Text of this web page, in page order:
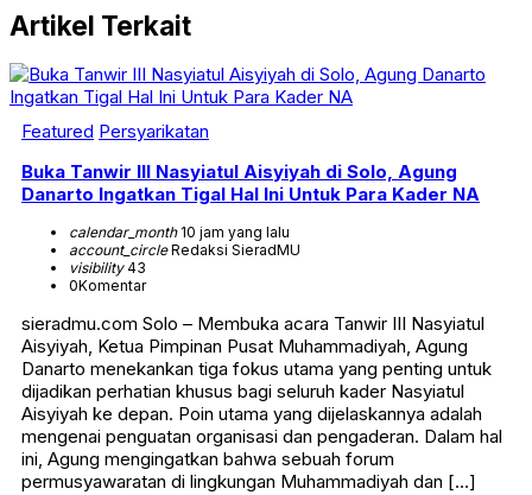
Artikel Terkait
Featured Persyarikatan
Buka Tanwir III Nasyiatul Aisyiyah di Solo, Agung
Danarto Ingatkan Tigal Hal Ini Untuk Para Kader NA
calendar_month10 jam yang lalu
account_circleRedaksi SieradMU
visibility43
0Komentar
sieradmu.com Solo – Membuka acara Tanwir III Nasyiatul
Aisyiyah, Ketua Pimpinan Pusat Muhammadiyah, Agung
Danarto menekankan tiga fokus utama yang penting untuk
dijadikan perhatian khusus bagi seluruh kader Nasyiatul
Aisyiyah ke depan. Poin utama yang dijelaskannya adalah
mengenai penguatan organisasi dan pengaderan. Dalam hal
ini, Agung mengingatkan bahwa sebuah forum
permusyawaratan di lingkungan Muhammadiyah dan […]